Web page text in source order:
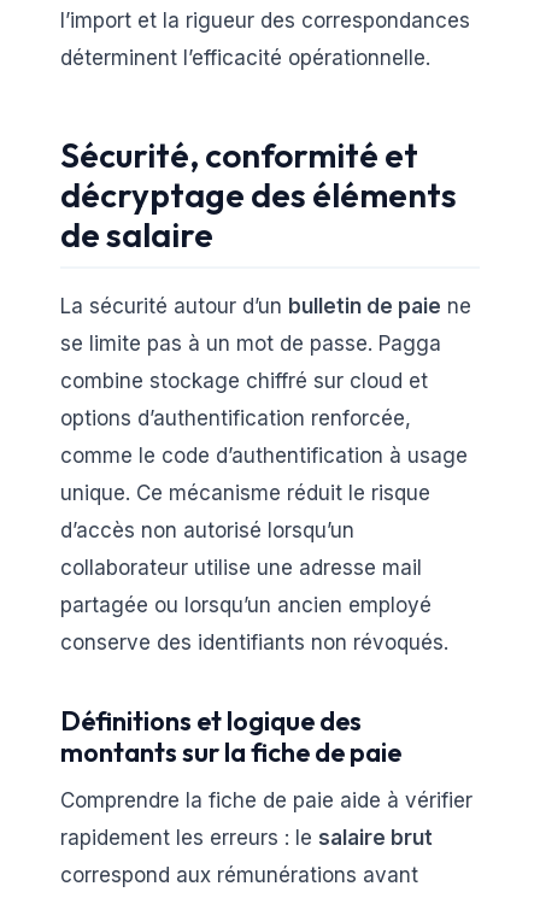
l’import et la rigueur des correspondances
déterminent l’efficacité opérationnelle.
Sécurité, conformité et
décryptage des éléments
de salaire
La sécurité autour d’un bulletin de paie ne
se limite pas à un mot de passe. Pagga
combine stockage chiffré sur cloud et
options d’authentification renforcée,
comme le code d’authentification à usage
unique. Ce mécanisme réduit le risque
d’accès non autorisé lorsqu’un
collaborateur utilise une adresse mail
partagée ou lorsqu’un ancien employé
conserve des identifiants non révoqués.
Définitions et logique des
montants sur la fiche de paie
Comprendre la fiche de paie aide à vérifier
rapidement les erreurs : le salaire brut
correspond aux rémunérations avant